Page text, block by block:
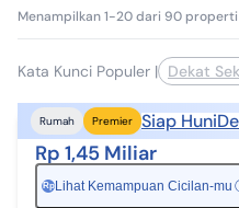
Menampilkan 1-20 dari 90 properti
Kata Kunci Populer | Dekat
Rumah Premier Siap Huni
Rp 1,45 Miliar
Rp Lihat Kemampuan Cicilan-mu